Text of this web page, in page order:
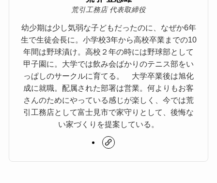
荒引工務店 代表取締役
幼少期は少し気弱な子どもだったのに、なぜか6年
生で生徒会長に。小学校3年から高校卒業までの10
年間は野球漬け。高校２年の時には野球部として
甲子園に。大学では飲み会ばかりのテニス部をい
っぱしのサークルに育てる。 大学卒業後は旭化
成に就職。配属された部署は営業。何よりもお客
さんのためにやっている感じが楽しく、今では荒
引工務店として富士見市で家守りとして、後悔な
い家づくりを提案している。